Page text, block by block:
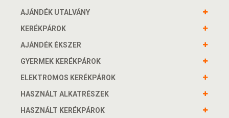
AJÁNDÉK UTALVÁNY
KERÉKPÁROK
AJÁNDÉK ÉKSZER
GYERMEK KERÉKPÁROK
ELEKTROMOS KERÉKPÁROK
HASZNÁLT ALKATRÉSZEK
HASZNÁLT KERÉKPÁROK